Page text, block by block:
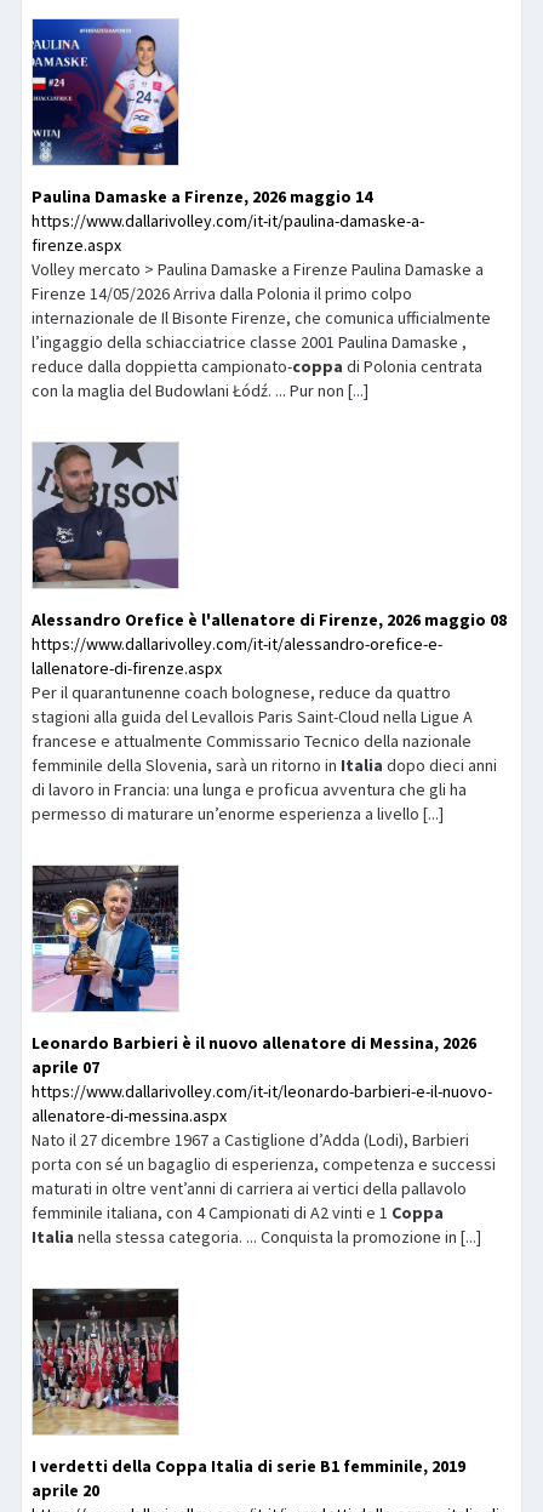
Paulina Damaske a Firenze, 2026 maggio 14
https://www.dallarivolley.com/it-it/paulina-damaske-a-
firenze.aspx
Volley mercato > Paulina Damaske a Firenze Paulina Damaske a
Firenze 14/05/2026 Arriva dalla Polonia il primo colpo
internazionale de Il Bisonte Firenze, che comunica ufficialmente
l’ingaggio della schiacciatrice classe 2001 Paulina Damaske ,
reduce dalla doppietta campionato-coppa di Polonia centrata
con la maglia del Budowlani Łódź. ... Pur non [...]
Alessandro Orefice è l'allenatore di Firenze, 2026 maggio 08
https://www.dallarivolley.com/it-it/alessandro-orefice-e-
lallenatore-di-firenze.aspx
Per il quarantunenne coach bolognese, reduce da quattro
stagioni alla guida del Levallois Paris Saint-Cloud nella Ligue A
francese e attualmente Commissario Tecnico della nazionale
femminile della Slovenia, sarà un ritorno in Italia dopo dieci anni
di lavoro in Francia: una lunga e proficua avventura che gli ha
permesso di maturare un’enorme esperienza a livello [...]
Leonardo Barbieri è il nuovo allenatore di Messina, 2026
aprile 07
https://www.dallarivolley.com/it-it/leonardo-barbieri-e-il-nuovo-
allenatore-di-messina.aspx
Nato il 27 dicembre 1967 a Castiglione d’Adda (Lodi), Barbieri
porta con sé un bagaglio di esperienza, competenza e successi
maturati in oltre vent’anni di carriera ai vertici della pallavolo
femminile italiana, con 4 Campionati di A2 vinti e 1 Coppa
Italia nella stessa categoria. ... Conquista la promozione in [...]
I verdetti della Coppa Italia diserie B1 femminile, 2019
aprile 20